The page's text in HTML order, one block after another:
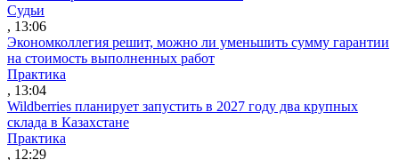
Судьи
, 13:06
Экономколлегия решит, можно ли уменьшить сумму гарантии
на стоимость выполненных работ
Практика
, 13:04
Wildberries планирует запустить в 2027 году два крупных
склада в Казахстане
Практика
, 12:29